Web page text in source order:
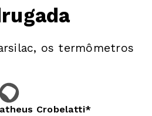
os termômetros
Crobelatti*